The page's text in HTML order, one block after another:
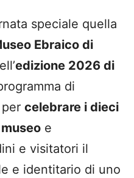
speciale quella
Ebraico di
edizione 2026 di
di
celebrare i dieci
e
e visitatori il
e identitario di uno